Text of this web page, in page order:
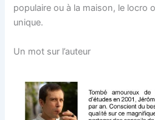
populaire ou à la maison, le locro
unique.
Un mot sur l’auteur